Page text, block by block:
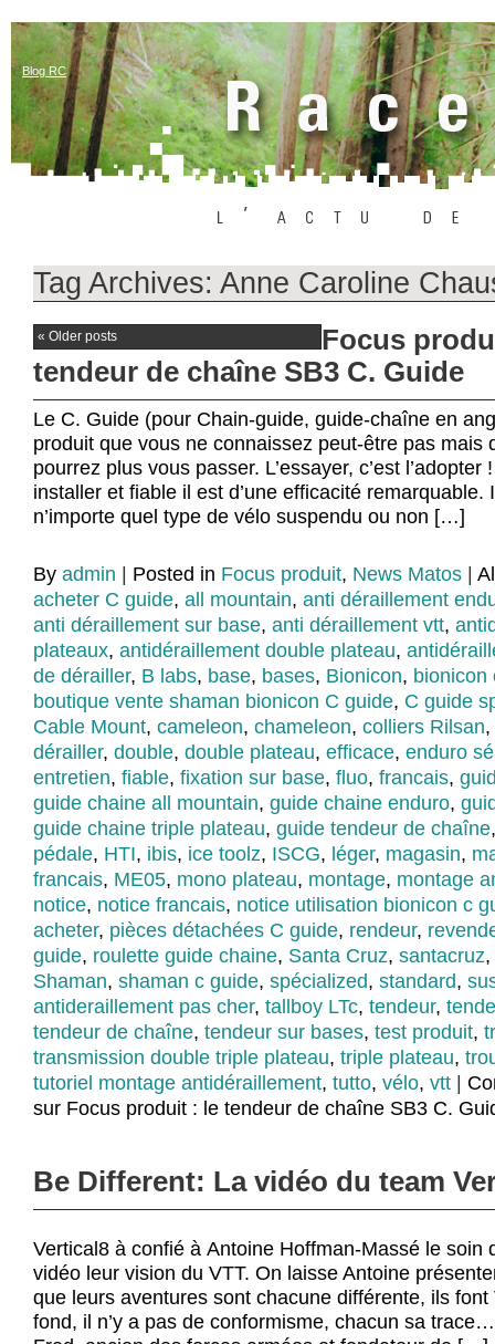
Blog RC
Tag Archives: Anne Caroline
« Older posts
Focus
tendeur de chaîne SB3 C. Guide
Le C. Guide (pour Chain-guide, guide-chaîne en
produit que vous ne connaissez peut-être pas mais
pourrez plus vous passer. L’essayer, c’est
installer et fiable il est d’une efficacité remarquable.
n’importe quel type de vélo suspendu ou non […]
By admin Posted in Focus produit, News Matos
acheter C guide, all mountain, anti déraillement
anti déraillement sur base, anti déraillement vtt,
plateaux, antidéraillement double plateau,
de dérailler, B labs, base, bases, Bionicon, bionicon
boutique vente shaman bionicon C guide, C guide
Cable Mount, cameleon, chameleon, colliers Rilsan,
dérailler, double, double plateau, efficace, enduro
entretien, fiable, fixation sur base, fluo, francais,
guide chaine all mountain, guide chaine enduro,
guide chaine triple plateau, guide tendeur de chaîne
pédale, HTI, ibis, ice toolz, ISCG, léger, magasin,
francais, ME05, mono plateau, montage, montage
notice, notice francais, notice utilisation bionicon c
acheter, pièces détachées C guide, rendeur,
guide, roulette guide chaine, Santa Cruz, santacruz,
Shaman, shaman c guide, spécialized, standard,
antideraillement pas cher, tallboy LTc, tendeur,
tendeur de chaîne, tendeur sur bases, test produit,
transmission double triple plateau, triple plateau,
tutoriel montage antidéraillement, tutto, vélo, vtt
sur Focus produit : le tendeur de chaîne SB3 C.
Be Different: La vidéo du team
Vertical8 à confié à Antoine Hoffman-Massé le soin
vidéo leur vision du VTT. On laisse Antoine
que leurs aventures sont chacune différente, ils font
fond, il n’y a pas de conformisme, chacun sa